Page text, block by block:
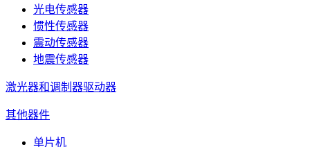
光电传感器
惯性传感器
震动传感器
地震传感器
激光器和调制器驱动器
其他器件
单片机